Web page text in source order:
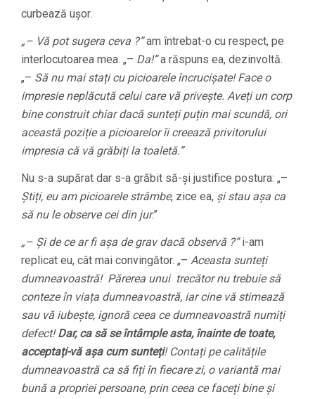
curbează ușor.
„– Vă pot sugera ceva ?”am întrebat-o cu respect, pe
interlocutoarea mea. „– Da!”a răspuns ea, dezinvoltă.
„– Să nu mai stați cu picioarele încrucișate! Face o
impresie neplăcută celui care vă privește. Aveți un corp
bine construit chiar dacă sunteți puțin mai scundă, ori
această poziție a picioarelor îi creează privitorului
impresia că vă grăbiți la toaletă.”
Nu s-a supărat dar s-a grăbit să-și justifice postura: „–
Știți, eu am picioarele strâmbe, zice ea, și stau așa ca
să nu le observe cei din jur.”
„– Și de ce ar fi așa de grav dacă observă ?”i-am
replicat eu, cât mai convingător. „– Aceasta sunteți
dumneavoastră! Părerea unui trecător nu trebuie să
conteze în viața dumneavoastră, iar cine vă stimează
sau vă iubește, ignoră ceea ce dumneavoastră numiți
defect! Dar, ca să se întâmple asta, înainte de toate,
acceptați-vă așa cum sunteți!Contați pe calitățile
dumneavoastră ca să fiți în fiecare zi, o variantă mai
bună a propriei persoane, prin ceea ce faceți bine și